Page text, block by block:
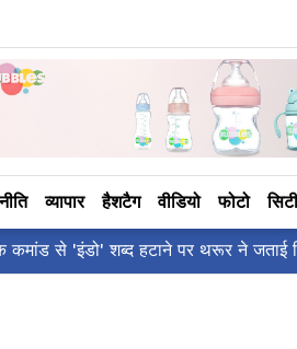
व्यापार हैशटैग वीडियो फोटो
सवालों का मज़ाकिया जवाब!